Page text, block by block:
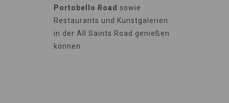
Portobello Road sowie
Restaurants und Kunstgalerien
in der All Saints Road genießen
können.